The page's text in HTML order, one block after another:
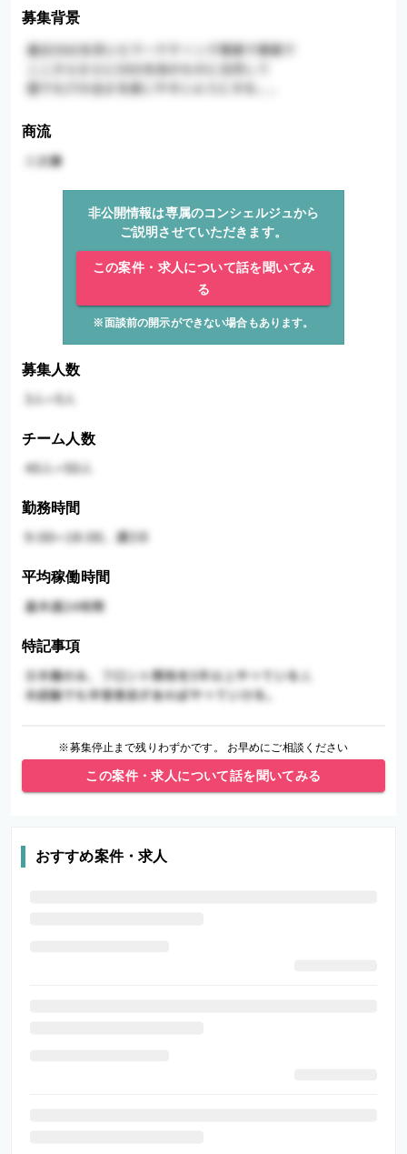
募集背景
商流
非公開情報は専属のコンシェルジュから
ご説明させていただきます。
この案件・求人について話を聞いてみ
る
※面談前の開示ができない場合もあります。
募集人数
チーム人数
勤務時間
平均稼働時間
特記事項
※募集停止まで残りわずかです。 お早めにご相談ください
この案件・求人について話を聞いてみる
おすすめ案件・求人